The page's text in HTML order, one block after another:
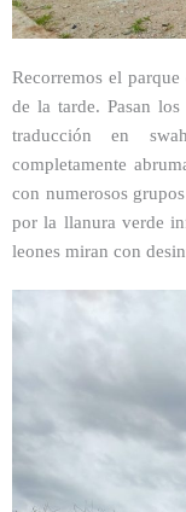
Recorremos el
de la tarde. Pasan
traducción en
completamente
con numerosos
por la llanura verde
leones miran con